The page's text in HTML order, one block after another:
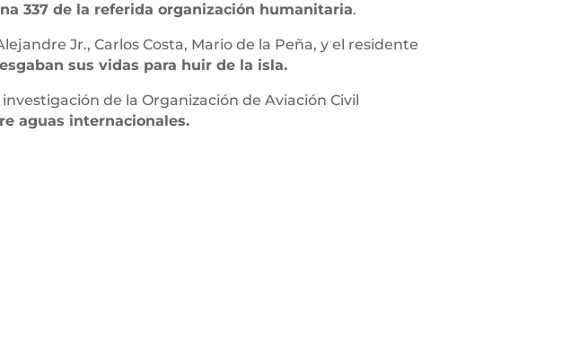
337 de la referida organización humanitaria.
Jr., Carlos Costa, Mario de la Peña, y el residente
sus vidas para huir de la isla.
de la Organización de Aviación Civil
aguas internacionales.